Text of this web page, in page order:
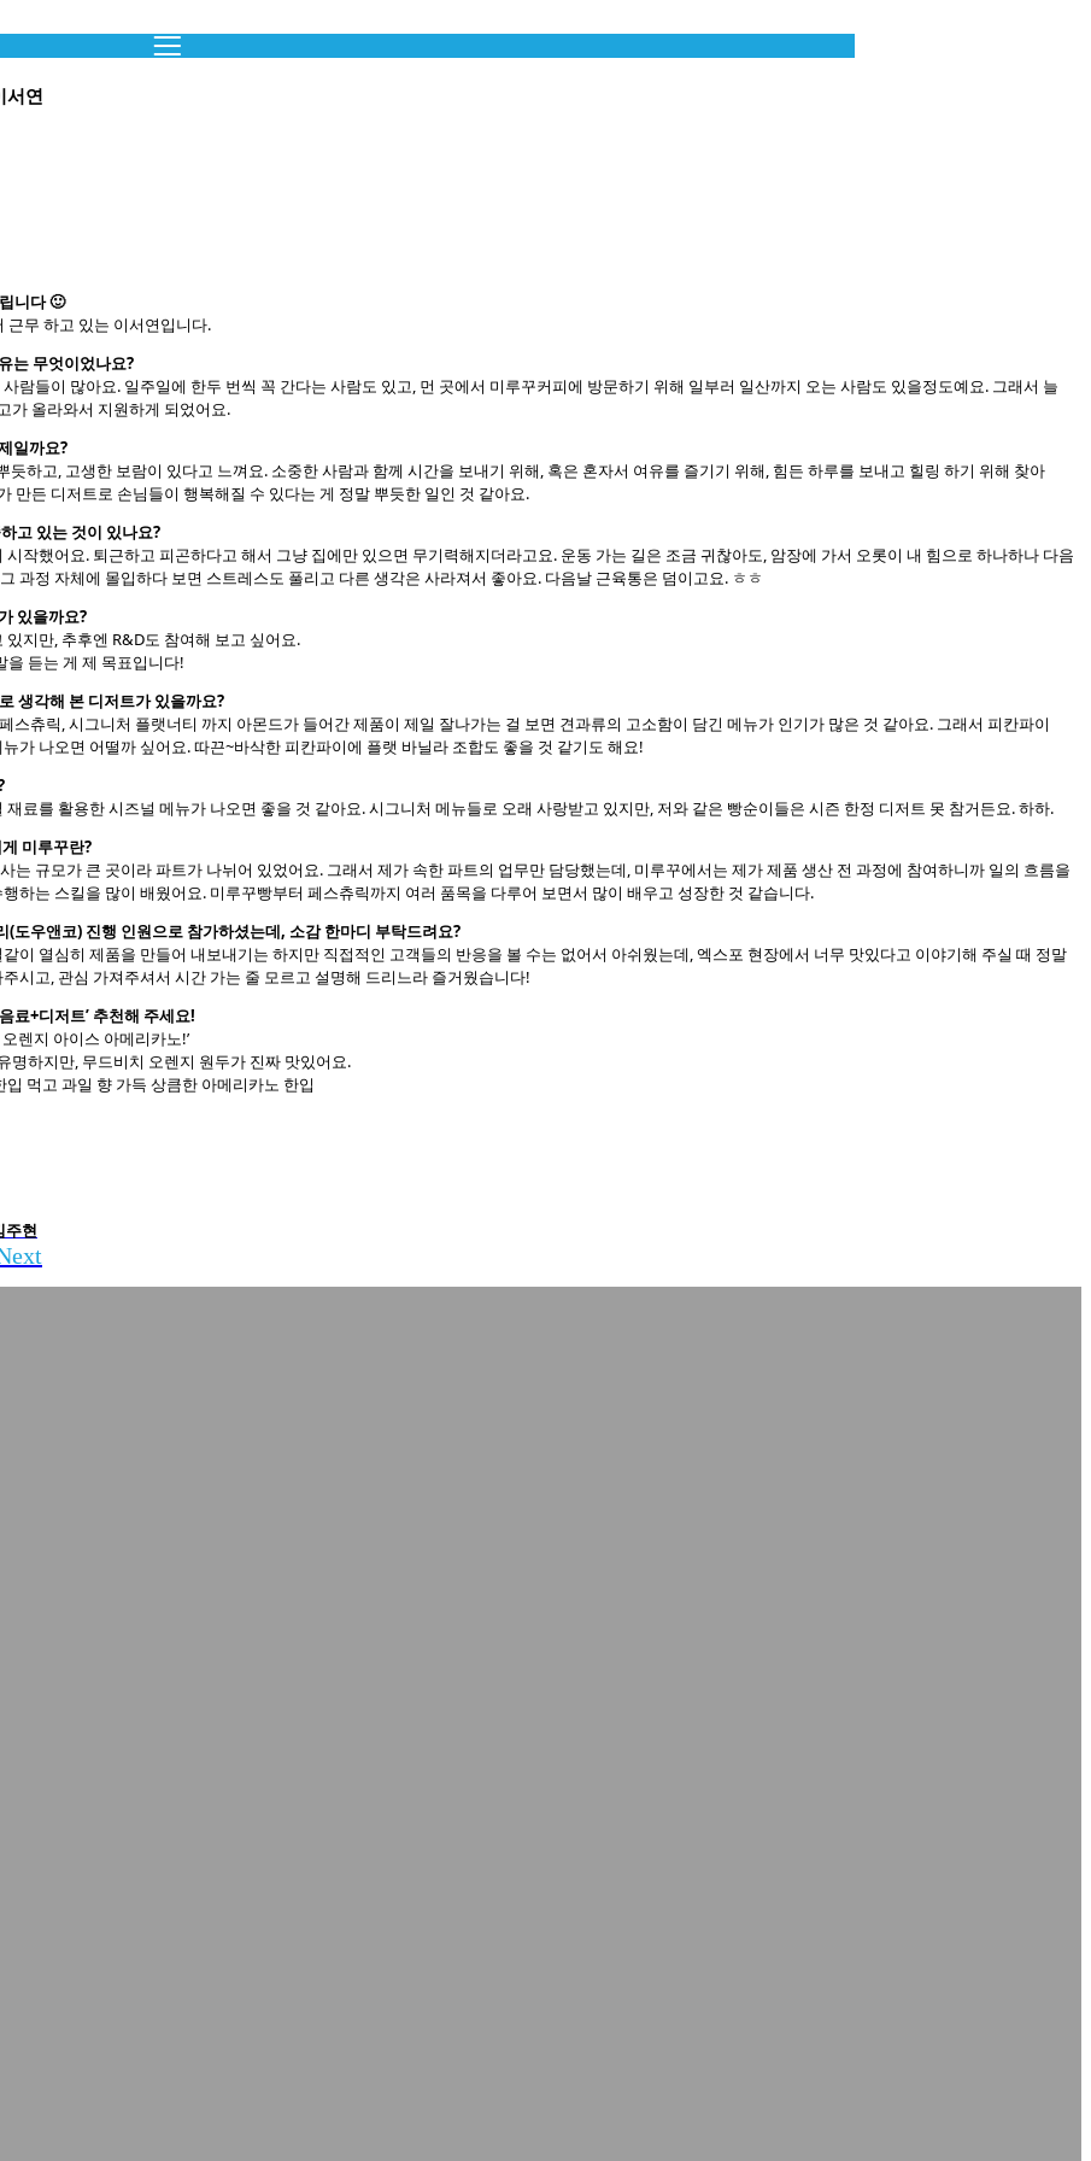
서연
니다 🙂
근무 하고 있는 이서연입니다.
는 무엇이었나요?
람들이 많아요. 일주일에 한두 번씩 꼭 간다는 사람도 있고, 먼 곳에서 미루꾸커피에 방문하기 위해 일부러 일산까지 오는 사람도 있을정도예요. 그래서 늘
가 올라와서 지원하게 되었어요.
일까요?
듯하고, 고생한 보람이 있다고 느껴요. 소중한 사람과 함께 시간을 보내기 위해, 혹은 혼자서 여유를 즐기기 위해, 힘든 하루를 보내고 힐링 하기 위해 찾아
만든 디저트로 손님들이 행복해질 수 있다는 게 정말 뿌듯한 일인 것 같아요.
고 있는 것이 있나요?
시작했어요. 퇴근하고 피곤하다고 해서 그냥 집에만 있으면 무기력해지더라고요. 운동 가는 길은 조금 귀찮아도, 암장에 가서 오롯이 내 힘으로 하나하나 다음
과정 자체에 몰입하다 보면 스트레스도 풀리고 다른 생각은 사라져서 좋아요. 다음날 근육통은 덤이고요. ㅎㅎ
있을까요?
지만, 추후엔 R&D도 참여해 보고 싶어요.
을 듣는 게 제 목표입니다!
생각해 본 디저트가 있을까요?
스츄릭, 시그니처 플랫너티 까지 아몬드가 들어간 제품이 제일 잘나가는 걸 보면 견과류의 고소함이 담긴 메뉴가 인기가 많은 것 같아요. 그래서 피칸파이
가 나오면 어떨까 싶어요. 따끈~바삭한 피칸파이에 플랫 바닐라 조합도 좋을 것 같기도 해요!
료를 활용한 시즈널 메뉴가 나오면 좋을 것 같아요. 시그니처 메뉴들로 오래 사랑받고 있지만, 저와 같은 빵순이들은 시즌 한정 디저트 못 참거든요. 하하.
미루꾸란?
는 규모가 큰 곳이라 파트가 나뉘어 있었어요. 그래서 제가 속한 파트의 업무만 담당했는데, 미루꾸에서는 제가 제품 생산 전 과정에 참여하니까 일의 흐름을
하는 스킬을 많이 배웠어요. 미루꾸빵부터 페스츄릭까지 여러 품목을 다루어 보면서 많이 배우고 성장한 것 같습니다.
(도우앤코) 진행 인원으로 참가하셨는데, 소감 한마디 부탁드려요?
이 열심히 제품을 만들어 내보내기는 하지만 직접적인 고객들의 반응을 볼 수는 없어서 아쉬웠는데, 엑스포 현장에서 너무 맛있다고 이야기해 주실 때 정말
시고, 관심 가져주셔서 시간 가는 줄 모르고 설명해 드리느라 즐거웠습니다!
료+디저트’ 추천해 주세요!
렌지 아이스 아메리카노!’
명하지만, 무드비치 오렌지 원두가 진짜 맛있어요.
먹고 과일 향 가득 상큼한 아메리카노 한입
주현